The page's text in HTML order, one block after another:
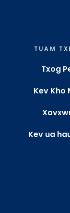
TUAM
Txog
Kev Kho
Kev ua